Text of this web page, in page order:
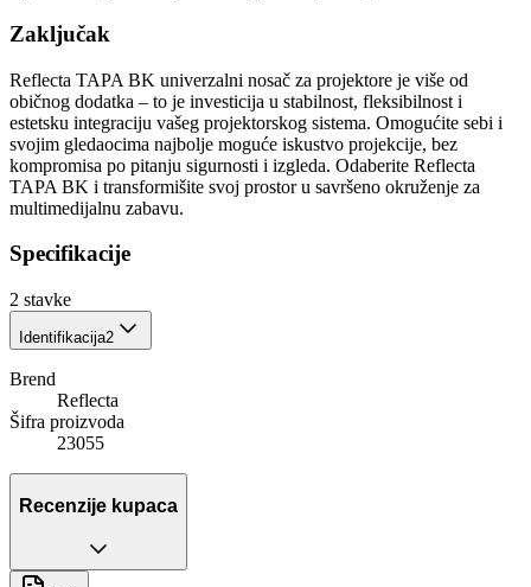
Zaključak
Reflecta TAPA BK univerzalni nosač za projektore je više od
običnog dodatka – to je investicija u stabilnost, fleksibilnost i
estetsku integraciju vašeg projektorskog sistema. Omogućite sebi i
svojim gledaocima najbolje moguće iskustvo projekcije, bez
kompromisa po pitanju sigurnosti i izgleda. Odaberite Reflecta
TAPA BK i transformišite svoj prostor u savršeno okruženje za
multimedijalnu zabavu.
Specifikacije
2 stavke
Identifikacija2
Brend
Reflecta
Šifra proizvoda
23055
Recenzije kupaca